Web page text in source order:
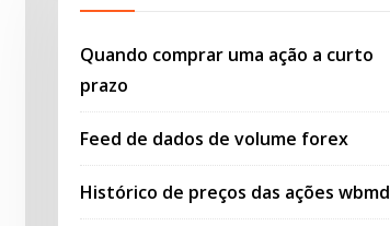
Quando comprar uma ação a curto
prazo
Feed de dados de volume forex
Histórico de preços das ações wbmd